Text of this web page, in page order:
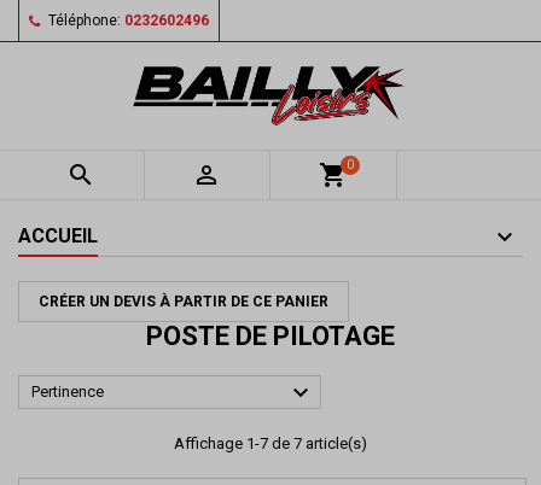
Téléphone: 0232602496
  shopping_cart0
ACCUEIL
CRÉER UN DEVIS À PARTIR DE CE PANIER
POSTE DE PILOTAGE
Pertinence 
Affichage 1-7 de 7 article(s)